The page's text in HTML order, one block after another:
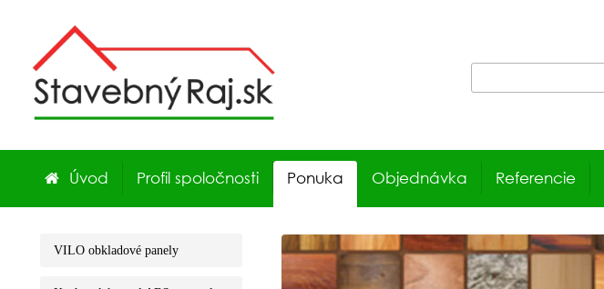
Úvod Profil spoločnosti Ponuka Objednávka Referencie
VILO obkladové panely